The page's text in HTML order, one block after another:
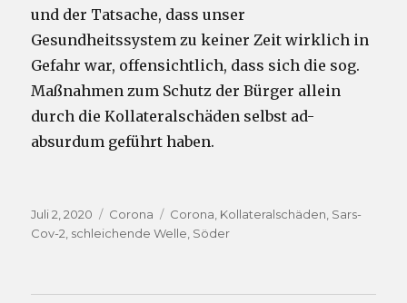
und der Tatsache, dass unser
Gesundheitssystem zu keiner Zeit wirklich in
Gefahr war, offensichtlich, dass sich die sog.
Maßnahmen zum Schutz der Bürger allein
durch die Kollateralschäden selbst ad-
absurdum geführt haben.
Veröffentlicht
am
Juli 2, 2020 Kategorien
Corona Schlagwörter
Corona, Kollateralschäden, Sars-
Cov-2, schleichende Welle, Söder